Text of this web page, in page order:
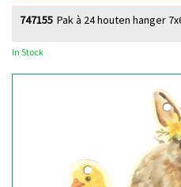
Pak à 24 houten hanger
747155
In Stock